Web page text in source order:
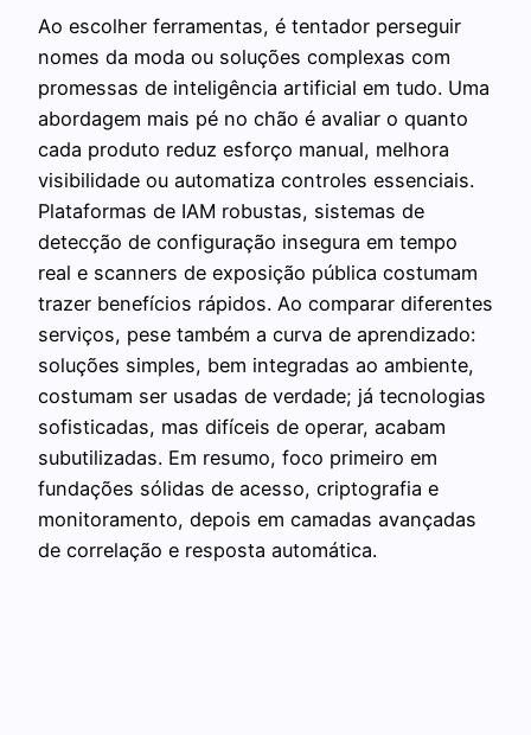
Ao escolher ferramentas, é tentador perseguir
nomes da moda ou soluções complexas com
promessas de inteligência artificial em tudo. Uma
abordagem mais pé no chão é avaliar o quanto
cada produto reduz esforço manual, melhora
visibilidade ou automatiza controles essenciais.
Plataformas de IAM robustas, sistemas de
detecção de configuração insegura em tempo
real e scanners de exposição pública costumam
trazer benefícios rápidos. Ao comparar diferentes
serviços, pese também a curva de aprendizado:
soluções simples, bem integradas ao ambiente,
costumam ser usadas de verdade; já tecnologias
sofisticadas, mas difíceis de operar, acabam
subutilizadas. Em resumo, foco primeiro em
fundações sólidas de acesso, criptografia e
monitoramento, depois em camadas avançadas
de correlação e resposta automática.